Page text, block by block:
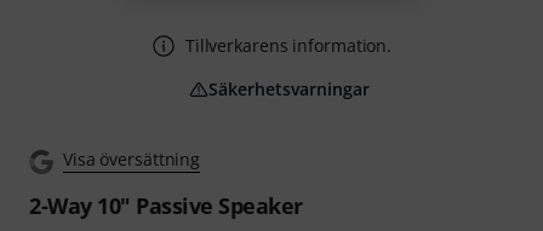
Visa översättning
2-Way 10" Passive Speaker
Tillverkarens information.
Säkerhetsvarningar